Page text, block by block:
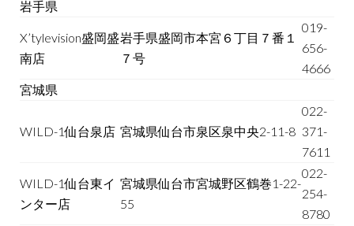
岩手県
X’tylevision盛岡盛
南店
岩手県盛岡市本宮６丁目７番１
７号
019-
656-
4666
宮城県
WILD-1仙台泉店 宮城県仙台市泉区泉中央2-11-8
022-
371-
7611
WILD-1仙台東イ
ンター店
宮城県仙台市宮城野区鶴巻1-22-
55
022-
254-
8780